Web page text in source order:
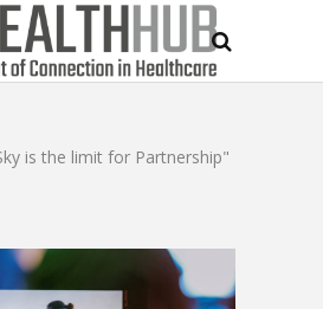
is the limit for Partnership"